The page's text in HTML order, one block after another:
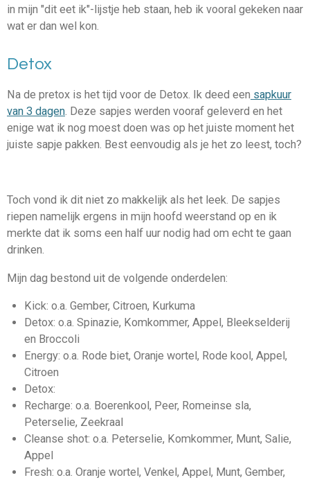
in mijn "dit eet ik"-lijstje heb staan, heb ik vooral gekeken naar
wat er dan wel kon.
Detox
Na de pretox is het tijd voor de Detox. Ik deed een sapkuur
van 3 dagen . Deze sapjes werden vooraf geleverd en het
enige wat ik nog moest doen was op het juiste moment het
juiste sapje pakken. Best eenvoudig als je het zo leest, toch?
Toch vond ik dit niet zo makkelijk als het leek. De sapjes
riepen namelijk ergens in mijn hoofd weerstand op en ik
merkte dat ik soms een half uur nodig had om echt te gaan
drinken.
Mijn dag bestond uit de volgende onderdelen:
Kick: o.a. Gember, Citroen, Kurkuma
Detox: o.a. Spinazie, Komkommer, Appel, Bleekselderij
en Broccoli
Energy: o.a. Rode biet, Oranje wortel, Rode kool, Appel,
Citroen
Detox:
Recharge: o.a. Boerenkool, Peer, Romeinse sla,
Peterselie, Zeekraal
Cleanse shot: o.a. Peterselie, Komkommer, Munt, Salie,
Appel
Fresh: o.a. Oranje wortel, Venkel, Appel, Munt, Gember,